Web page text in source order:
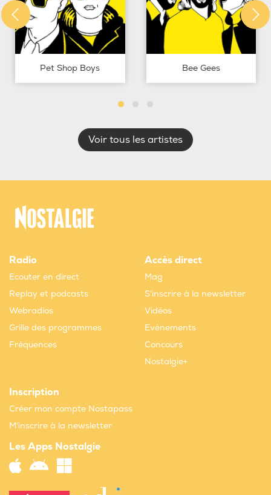
Pet Shop Boys Bee Gees
Voir tous les artistes
Radio
Ecouter en direct
Replay et podcasts
Webradios
Grille des programmes
Fréquences
Accès direct
Mag
S'inscrire à la newsletter
Vidéos
Evènements
Concours
Nostalgie+
Inscription
Créer mon compte Nostapass
M'inscrire à la newsletter
Les Apps Nostalgie